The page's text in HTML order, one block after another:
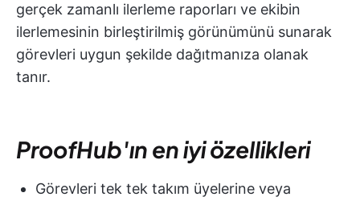
gerçek zamanlı ilerleme raporları ve ekibin
ilerlemesinin birleştirilmiş görünümünü sunarak
görevleri uygun şekilde dağıtmanıza olanak
tanır.
ProofHub'ın en iyi özellikleri
Görevleri tek tek takım üyelerine veya